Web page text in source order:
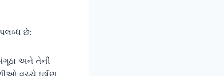
છે:
અને તેની
વચ્ચે ઘર્ષણ